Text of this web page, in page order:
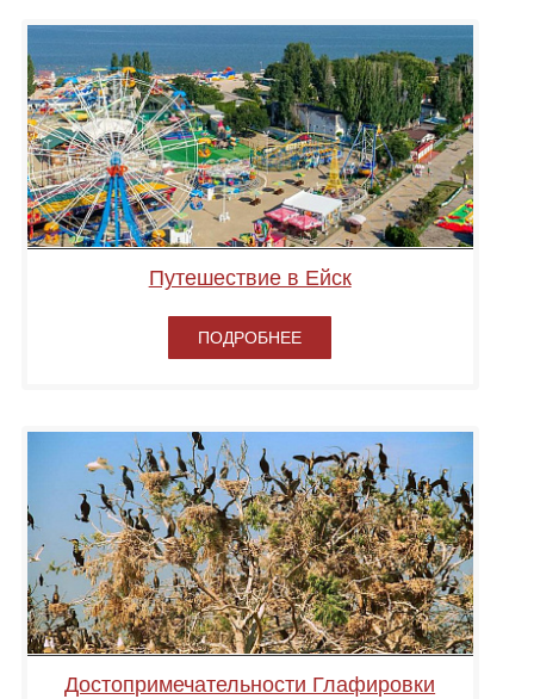
Путешествие в Ейск
ПОДРОБНЕЕ
Достопримечательности Глафировки